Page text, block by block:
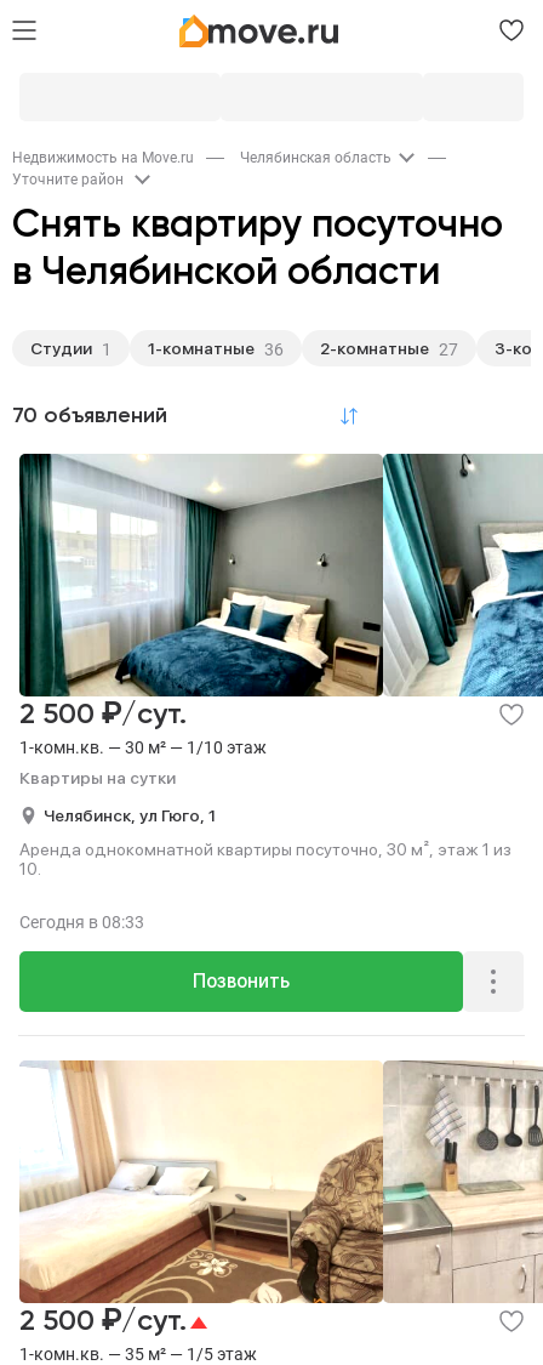
Недвижимость на Move.ru
Челябинская область
Уточните район
Снять квартиру посуточно
в Челябинской области
Студии 1 1-комнатные 36 2-комнатные 27 3-
70 объявлений
1-комн.кв. — 30 м² — 1/10 этаж
Квартиры на сутки
2 500 ₽/сут.
Челябинск, ул Гюго, 1
Аренда однокомнатной квартиры посуточно, 30 м², этаж 1 из
10.
Позвонить
Сегодня в 08:33
1-комн.кв. — 35 м² — 1/5 этаж
2 500 ₽/сут.